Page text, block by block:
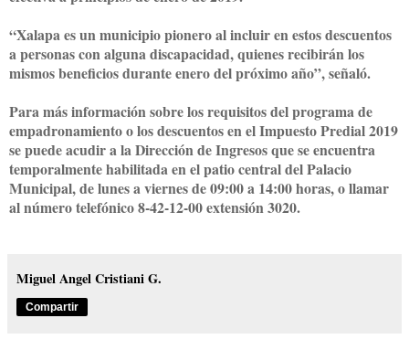
“Xalapa es un municipio pionero al incluir en estos descuentos
a personas con alguna discapacidad, quienes recibirán los
mismos beneficios durante enero del próximo año”, señaló.
Para más información sobre los requisitos del programa de
empadronamiento o los descuentos en el Impuesto Predial 2019
se puede acudir a la Dirección de Ingresos que se encuentra
temporalmente habilitada en el patio central del Palacio
Municipal, de lunes a viernes de 09:00 a 14:00 horas, o llamar
al número telefónico 8-42-12-00 extensión 3020.
Miguel Angel Cristiani G.
Compartir